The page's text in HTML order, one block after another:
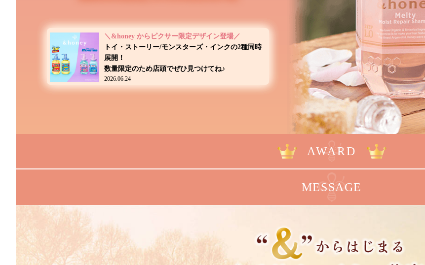
＼&honey からピクサー限定デザイン登場／
トイ・ストーリー/モンスターズ・インクの2種同時
展開！
数量限定のため店頭でぜひ見つけてね♪
2026.06.24
AWARD
MESSAGE